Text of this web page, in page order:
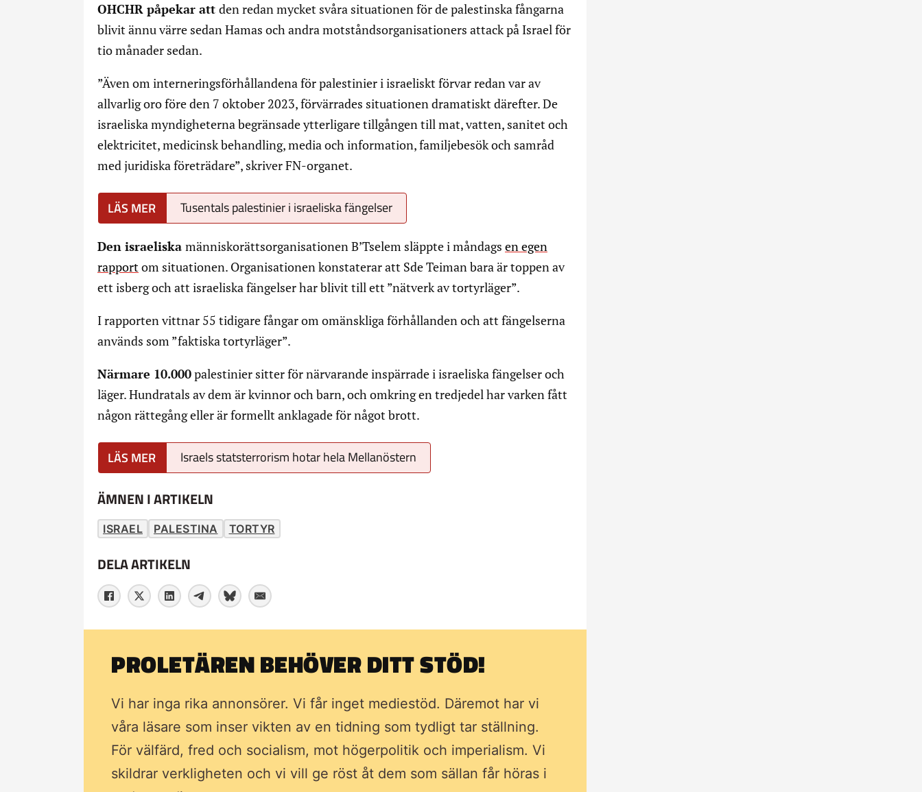
OHCHR påpekar att den redan mycket svåra situationen för de palestinska fångarna
blivit ännu värre sedan Hamas och andra motståndsorganisationers attack på Israel för
tio månader sedan.
”Även om interneringsförhållandena för palestinier i israeliskt förvar redan var av
allvarlig oro före den 7 oktober 2023, förvärrades situationen dramatiskt därefter. De
israeliska myndigheterna begränsade ytterligare tillgången till mat, vatten, sanitet och
elektricitet, medicinsk behandling, media och information, familjebesök och samråd
med juridiska företrädare”, skriver FN-organet.
Tusentals palestinier i israeliska fängelser
Den israeliska människorättsorganisationen B’Tselem släppte i måndags en egen
rapportom situationen. Organisationen konstaterar att Sde Teiman bara är toppen av
ett isberg och att israeliska fängelser har blivit till ett ”nätverk av tortyrläger”.
I rapporten vittnar 55 tidigare fångar om omänskliga förhållanden och att fängelserna
används som ”faktiska tortyrläger”.
Närmare 10.000palestinier sitter för närvarande inspärrade i israeliska fängelser och
läger. Hundratals av dem är kvinnor och barn, och omkring en tredjedel har varken fått
någon rättegång eller är formellt anklagade för något brott.
Israels statsterrorism hotar hela Mellanöstern
ÄMNEN I ARTIKELN
ISRAEL PALESTINA TORTYR
DELA ARTIKELN
PROLETÄREN BEHÖVER DITT STÖD!
Vi har inga rika annonsörer. Vi får inget mediestöd. Däremot har vi
våra läsare som inser vikten av en tidning som tydligt tar ställning.
För välfärd, fred och socialism, mot högerpolitik och imperialism. Vi
skildrar verkligheten och vi vill ge röst åt dem som sällan får höras i